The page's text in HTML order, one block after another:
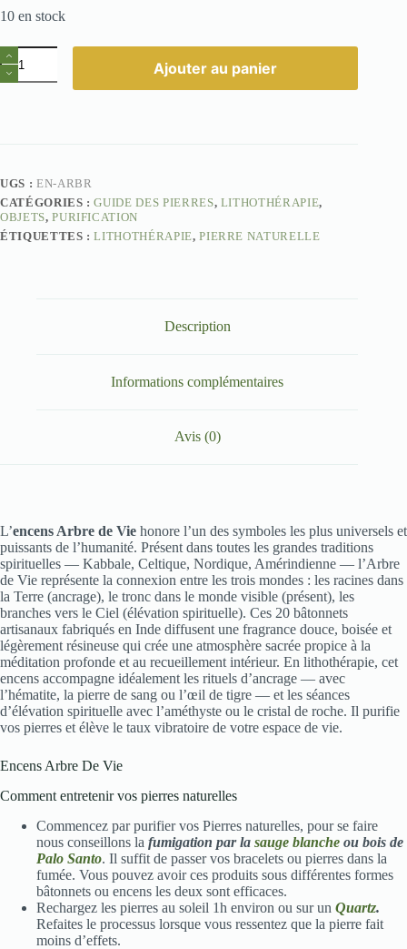
10 en stock
quantité
de
Encens
Connexion
et
Élévation
Spirituelle
Ajouter au panier
UGS : EN-ARBR
CATÉGORIES :GUIDE DES PIERRES, LITHOTHÉRAPIE,
OBJETS,PURIFICATION
ÉTIQUETTES :LITHOTHÉRAPIE,PIERRE NATURELLE
Description
Informations complémentaires
Avis (0)
L’encens Arbre de Vie honore l’un des symboles les plus universels et
puissants de l’humanité. Présent dans toutes les grandes traditions
spirituelles — Kabbale, Celtique, Nordique, Amérindienne — l’Arbre
de Vie représente la connexion entre les trois mondes : les racines dans
la Terre (ancrage), le tronc dans le monde visible (présent), les
branches vers le Ciel (élévation spirituelle). Ces 20 bâtonnets
artisanaux fabriqués en Inde diffusent une fragrance douce, boisée et
légèrement résineuse qui crée une atmosphère sacrée propice à la
méditation profonde et au recueillement intérieur. En lithothérapie, cet
encens accompagne idéalement les rituels d’ancrage — avec
l’hématite, la pierre de sang ou l’œil de tigre — et les séances
d’élévation spirituelle avec l’améthyste ou le cristal de roche. Il purifie
vos pierres et élève le taux vibratoire de votre espace de vie.
Encens Arbre De Vie
Comment entretenir vos pierres naturelles
Commencez par purifier vos Pierres naturelles, pour se faire
nous conseillons la fumigation par la sauge blanche ou bois de
Palo Santo. Il suffit de passer vos bracelets ou pierres dans la
fumée. Vous pouvez avoir ces produits sous différentes formes
bâtonnets ou encens les deux sont efficaces.
Rechargez les pierres au soleil 1h environ ou sur un Quartz.
Refaites le processus lorsque vous ressentez que la pierre fait
moins d’effets.